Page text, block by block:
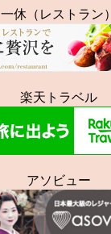
一休（レストラン）
楽天トラベル
アソビュー